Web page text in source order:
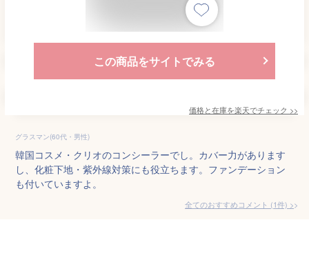
この商品をサイトでみる
価格と在庫を楽天でチェック >>
グラスマン(60代・男性)
韓国コスメ・クリオのコンシーラーでし。カバー力があります
し、化粧下地・紫外線対策にも役立ちます。ファンデーション
も付いていますよ。
全てのおすすめコメント (1件) >